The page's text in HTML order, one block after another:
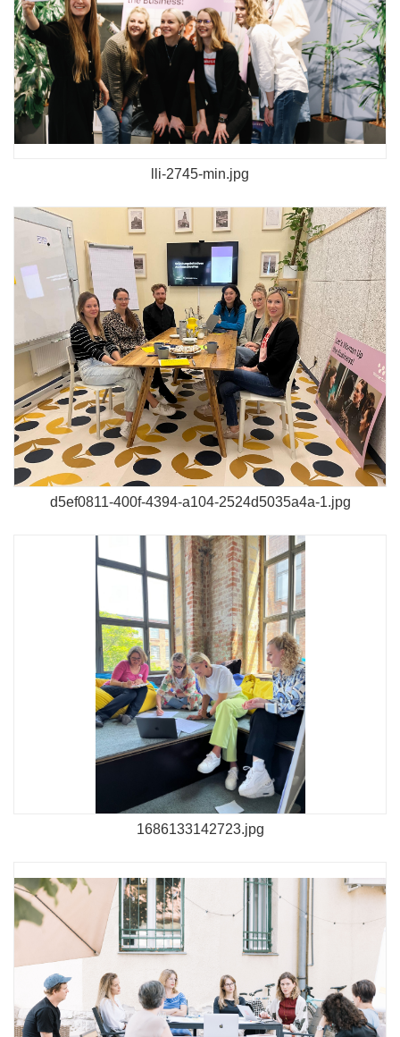
lli-2745-min.jpg
d5ef0811-400f-4394-a104-2524d5035a4a-1.jpg
1686133142723.jpg